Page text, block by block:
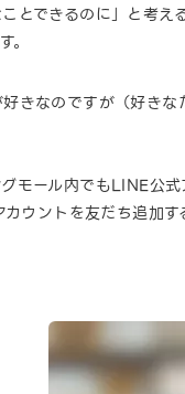
とできるのに」と考
きなのですが（好き
モール内でもLINE公
ウントを友だち追加